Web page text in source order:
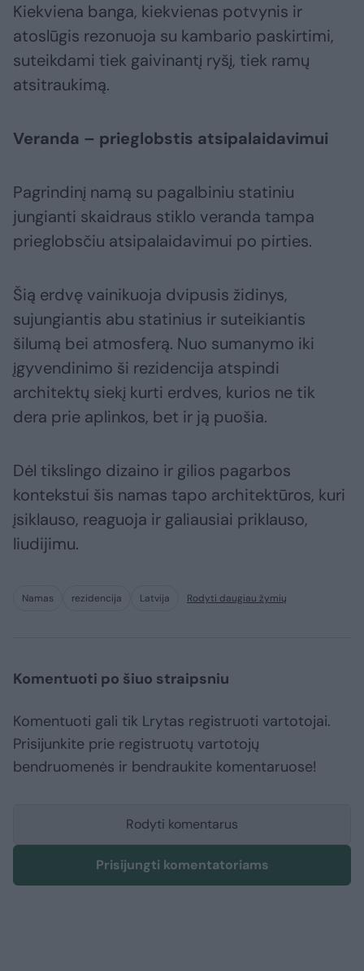
Kiekviena banga, kiekvienas potvynis ir
atoslūgis rezonuoja su kambario paskirtimi,
suteikdami tiek gaivinantį ryšį, tiek ramų
atsitraukimą.
Veranda – prieglobstis atsipalaidavimui
Pagrindinį namą su pagalbiniu statiniu
jungianti skaidraus stiklo veranda tampa
prieglobsčiu atsipalaidavimui po pirties.
Šią erdvę vainikuoja dvipusis židinys,
sujungiantis abu statinius ir suteikiantis
šilumą bei atmosferą. Nuo sumanymo iki
įgyvendinimo ši rezidencija atspindi
architektų siekį kurti erdves, kurios ne tik
dera prie aplinkos, bet ir ją puošia.
Dėl tikslingo dizaino ir gilios pagarbos
kontekstui šis namas tapo architektūros, kuri
įsiklauso, reaguoja ir galiausiai priklauso,
liudijimu.
Namas rezidencija Latvija Rodyti daugiau žymių
Komentuoti po šiuo straipsniu
Komentuoti gali tik Lrytas registruoti vartotojai.
Prisijunkite prie registruotų vartotojų
bendruomenės ir bendraukite komentaruose!
Rodyti komentarus
Prisijungti komentatoriams